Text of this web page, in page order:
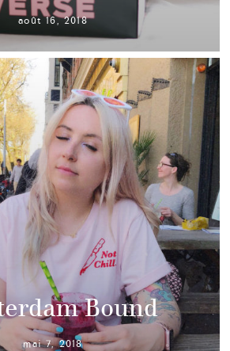
août 16, 2018
Bound
mai 7, 2018